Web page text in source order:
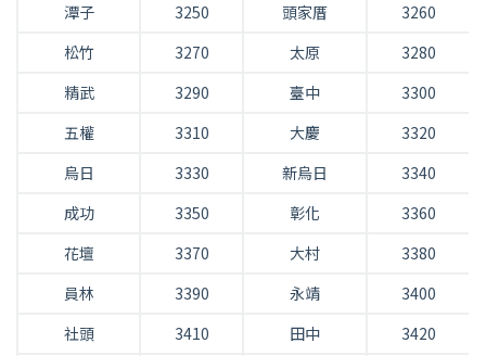
潭子
3250 頭家厝
3260
松竹
3270 太原
3280
精武
3290 臺中
3300
五權
3310 大慶
3320
烏日
3330 新烏日
3340
成功
3350 彰化
3360
花壇
3370 大村
3380
員林
3390 永靖
3400
社頭
3410 田中
3420